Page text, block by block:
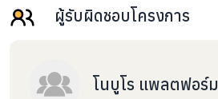
ผู้รับผิดชอบโครงการ
โนบูโร แพลตฟอร์